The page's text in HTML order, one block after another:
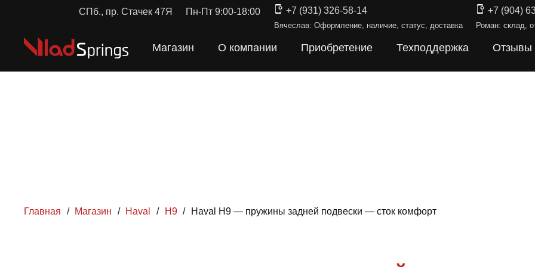
СПб., пр. Стачек 47Я Пн-Пт 9:00-18:00 +7 (931) 326-58-14
Вячеслав: Оформление, наличие, статус, доставка
+7 (904)
Роман: склад,
Магазин О компании Приобретение Техподдержка Отзывы
Главная / Магазин / Haval / H9 / Haval H9 — пружины задней подвески — сток комфорт